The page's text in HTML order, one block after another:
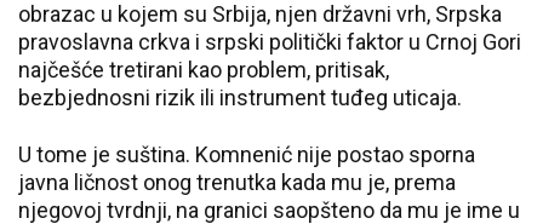
obrazac u kojem su Srbija, njen državni vrh, Srpska
pravoslavna crkva i srpski politički faktor u Crnoj Gori
najčešće tretirani kao problem, pritisak,
bezbjednosni rizik ili instrument tuđeg uticaja.
U tome je suština. Komnenić nije postao sporna
javna ličnost onog trenutka kada mu je, prema
njegovoj tvrdnji, na granici saopšteno da mu je ime u